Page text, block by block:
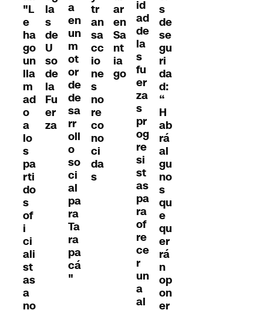
"L
e
ha
go
un
lla
m
ad
o
a
lo
s
pa
rti
do
s
of
i
ci
ali
st
as
a
no
la
s
de
U
so
de
la
Fu
er
za
a
en
un
m
ot
or
de
de
sa
rr
oll
o
so
ci
al
pa
ra
Ta
ra
pa
cá
"
tr
an
sa
cc
io
ne
s
no
re
co
no
ci
da
s
ar
en
Sa
nt
ia
go
id
ad
de
la
s
fu
er
za
s
pr
og
re
si
st
as
pa
ra
of
re
ce
r
un
a
al
s
de
se
gu
ri
da
d:
“
H
ab
rá
al
gu
no
s
qu
e
qu
er
rá
n
op
on
er